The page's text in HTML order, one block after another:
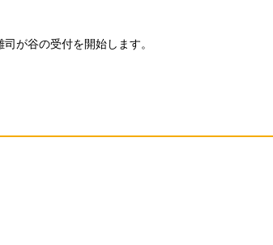
が谷の受付を開始します。